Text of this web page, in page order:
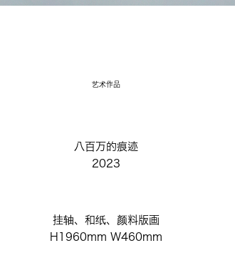
艺术作品
八百万的痕迹
2023
挂轴、和纸、颜料版画
H1960mm W460mm